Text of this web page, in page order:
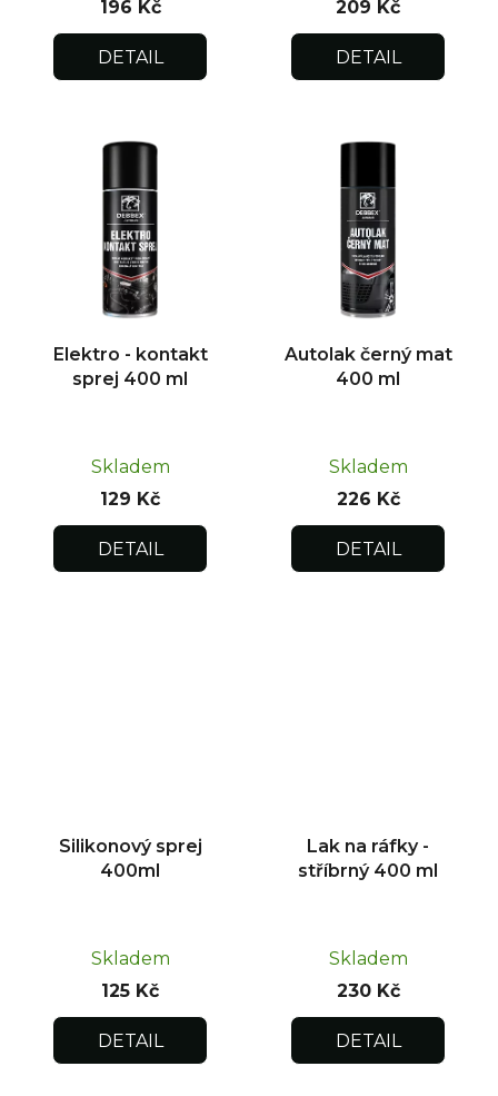
196 Kč
DETAIL
209 Kč
DETAIL
Elektro - kontakt
sprej 400 ml
Skladem
129 Kč
DETAIL
Autolak černý mat
400 ml
Skladem
226 Kč
DETAIL
Silikonový sprej
400ml
Skladem
125 Kč
DETAIL
Lak na ráfky -
stříbrný 400 ml
Skladem
230 Kč
DETAIL